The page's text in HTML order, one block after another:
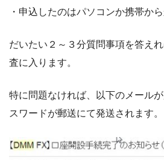
・申込したのはパソコンか携帯か
だいたい２～３分質問事項を答え
査に入ります。
特に問題なければ、以下のメール
スワードが郵送にて発送されます。